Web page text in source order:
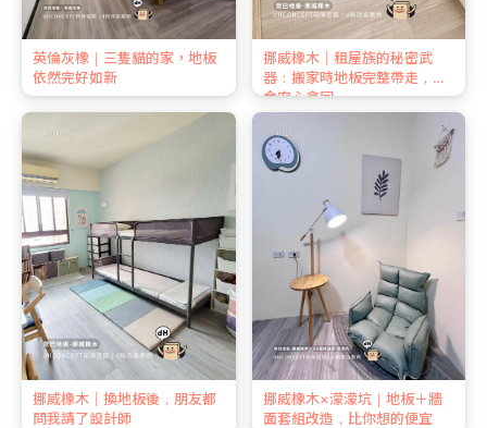
英倫灰橡｜三隻貓的家，地板
依然完好如新
挪威橡木｜租屋族的秘密武
器：搬家時地板完整帶走，押
金安心拿回
挪威橡木｜換地板後，朋友都
問我請了設計師
挪威橡木×濛濛坑｜地板＋牆
面套組改造，比你想的便宜